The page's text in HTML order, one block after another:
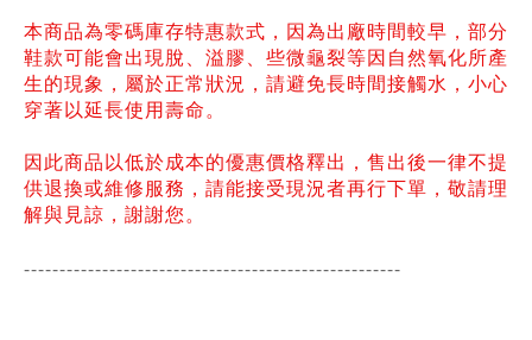
本商品為零碼庫存特惠款式，因為出廠時間較早，部分
鞋款可能會出現脫、溢膠、些微龜裂等因自然氧化所產
生的現象，屬於正常狀況，請避免長時間接觸水，小心
穿著以延長使用壽命。
因此商品以低於成本的優惠價格釋出，售出後一律不提
供退換或維修服務，請能接受現況者再行下單，敬請理
解與見諒，謝謝您。
-----------------------------------------------------